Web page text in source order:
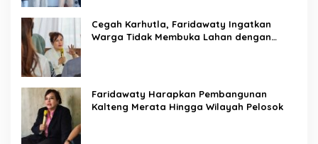
Cegah Karhutla, Faridawaty Ingatkan
Warga Tidak Membuka Lahan dengan
Faridawaty Harapkan Pembangunan
Kalteng Merata Hingga Wilayah Pelosok